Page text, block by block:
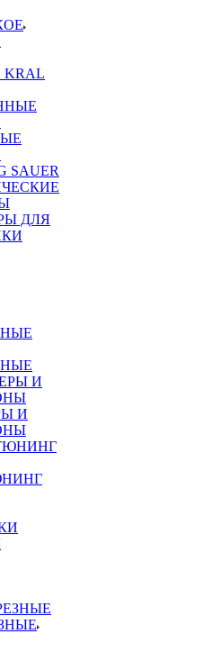
SAUER
ДЛЯ
И